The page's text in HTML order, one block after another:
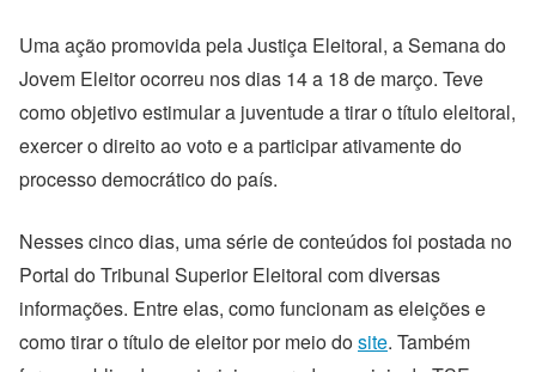
Uma ação promovida pela Justiça Eleitoral, a Semana do
Jovem Eleitor ocorreu nos dias 14 a 18 de março. Teve
como objetivoestimular a juventude a tirar o título eleitoral,
exercer o direito ao voto e a participar ativamente do
processo democrático do país.
Nesses cinco dias, uma série de conteúdos foi postada no
Portal do Tribunal Superior Eleitoral com diversas
informações. Entre elas, como funcionam as eleições e
como tirar o título de eleitor por meio dosite. Também